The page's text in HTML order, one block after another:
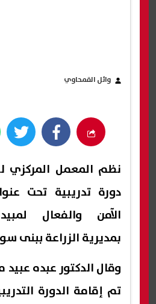
وائل القمحاوي
نظم المعمل المركزي
دورة تدريبية تحت
الآمن والفعال
بمديرية الزراعة ببنى
وقال الدكتور عبده عبيد
تم إقامة الدورة